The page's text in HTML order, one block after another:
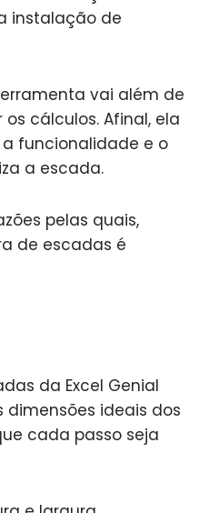
instalação de
vai além de
cálculos. Afinal, ela
funcionalidade e o
a escada.
pelas quais,
de escadas é
da Excel Genial
ideais dos
cada passo seja